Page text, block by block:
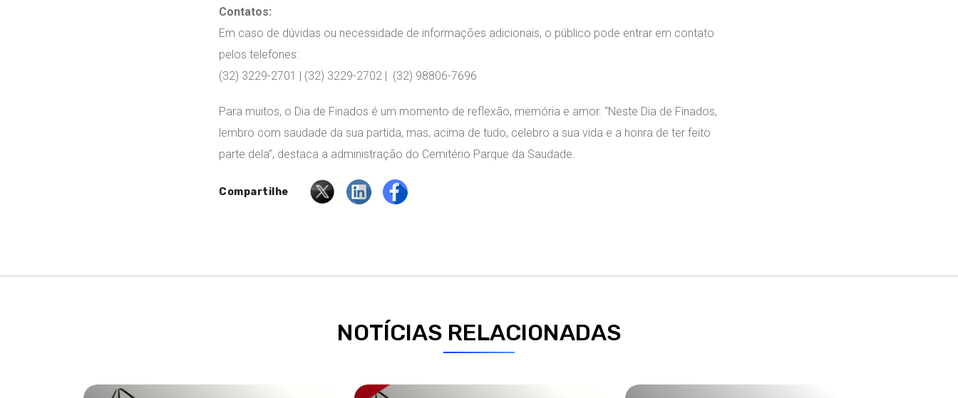
Contatos:
Em caso de dúvidas ou necessidade de informações adicionais, o público pode entrar em contato
pelos telefones:
(32) 3229-2701 | (32) 3229-2702 | (32) 98806-7696
Para muitos, o Dia de Finados é um momento de reflexão, memória e amor. “Neste Dia de Finados,
lembro com saudade da sua partida, mas, acima de tudo, celebro a sua vida e a honra de ter feito
parte dela”, destaca a administração do Cemitério Parque da Saudade.
Compartilhe
NOTÍCIAS RELACIONADAS